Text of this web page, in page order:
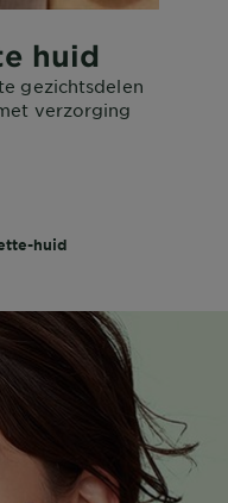
huid
gezichtsdelen
verzorging
huid